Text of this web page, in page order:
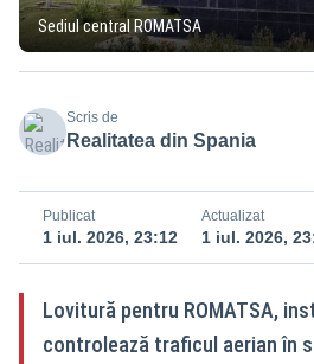
Sediul central ROMATSA
Scris de
Realitatea din Spania
Publicat
1 iul. 2026, 23:12
Actualizat
1 iul. 2026,
Lovitură pentru ROMATSA,
controlează traficul aerian în